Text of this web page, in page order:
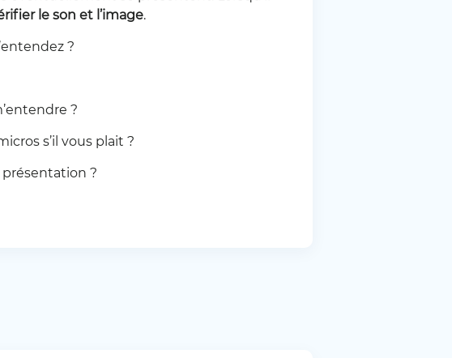
le son et l’image.
?
?
s’il vous plait ?
présentation ?